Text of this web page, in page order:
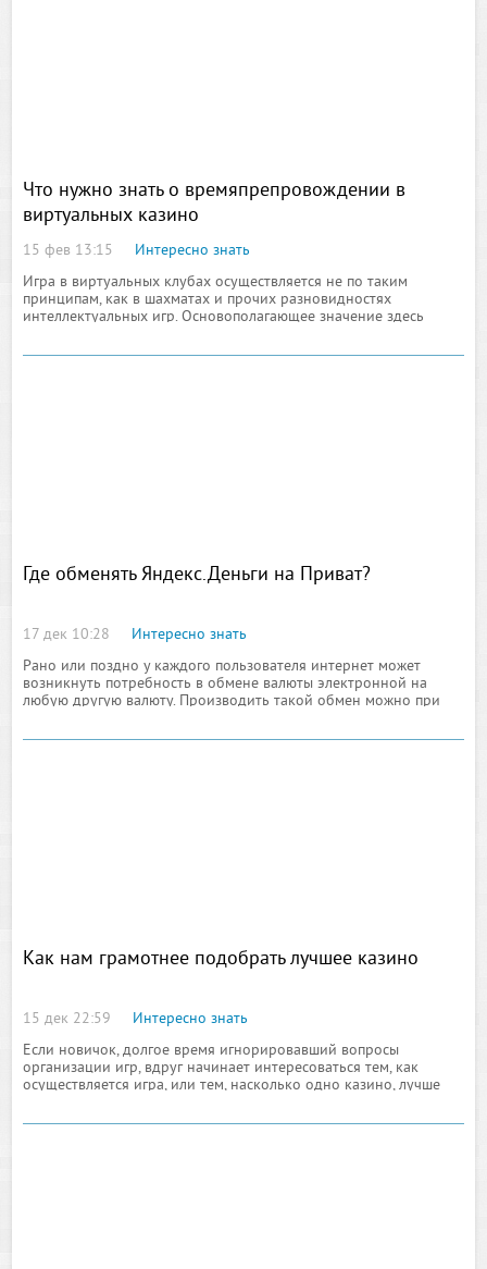
Что нужно знать о времяпрепровождении в
виртуальных казино
15 фев 13:15
Интересно знать
Игра в виртуальных клубах осуществляется не по таким
принципам, как в шахматах и прочих разновидностях
интеллектуальных игр. Основополагающее значение здесь
имеет абсолютно никакой возможности оказать влияние на
Где обменять Яндекс.Деньги на Приват?
17 дек 10:28
Интересно знать
Рано или поздно у каждого пользователя интернет может
возникнуть потребность в обмене валюты электронной на
любую другую валюту. Производить такой обмен можно при
множество. При этом очень важно использовать обменник
Как нам грамотнее подобрать лучшее казино
15 дек 22:59
Интересно знать
Если новичок, долгое время игнорировавший вопросы
организации игр, вдруг начинает интересоваться тем, как
осуществляется игра, или тем, насколько одно казино, лучше
систематизированный каталог или ссылки